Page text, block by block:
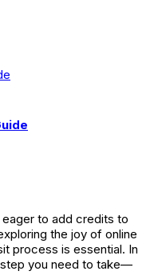
eager to add credits to
the joy of online
process is essential. In
step you need to take—